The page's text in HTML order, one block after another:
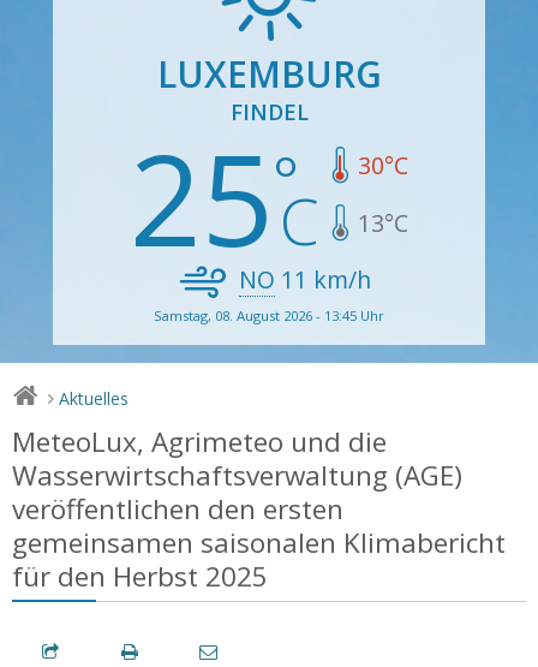
LUXEMBURG
FINDEL
25 30°C
13°C
NO 11 km/h
Samstag, 08. August 2026 - 13:45 Uhr
> Aktuelles
MeteoLux, Agrimeteo und die
Wasserwirtschaftsverwaltung (AGE)
veröffentlichen den ersten
gemeinsamen saisonalen Klimabericht
für den Herbst 2025